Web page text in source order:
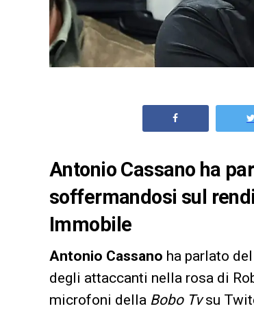
Antonio Cassano ha
soffermandosi sul
Immobile
Antonio Cassano ha parlato
degli attaccanti nella rosa di
microfoni della Bobo Tvsu